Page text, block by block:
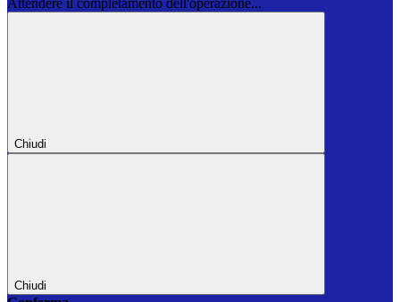
Attendere il completamento dell'operazione...
Chiudi
Chiudi